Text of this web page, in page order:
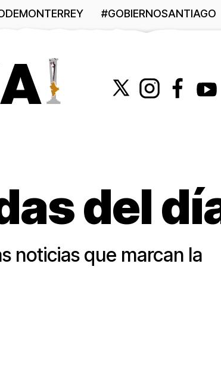
#GOBIERNOSANTIAGO
del
noticias que marcan la